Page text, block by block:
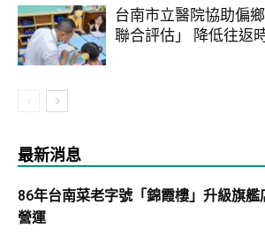
台南市立醫院協助偏
聯合評估」 降低往返
最新消息
86年台南菜老字號「錦霞樓」升級旗
營運